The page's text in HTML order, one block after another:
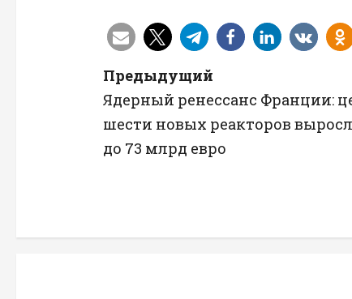
Н
а
в
а
Предыдущий
Ядерный ренессанс Франции:
шести новых реакторов
до 73 млрд евро